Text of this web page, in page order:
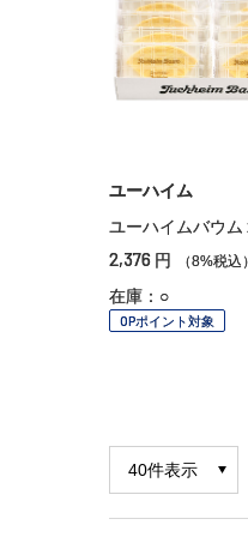
ユーハイム
ユーハイムバウム
2,376 円 （8%税込
在庫：○
OPポイント対象